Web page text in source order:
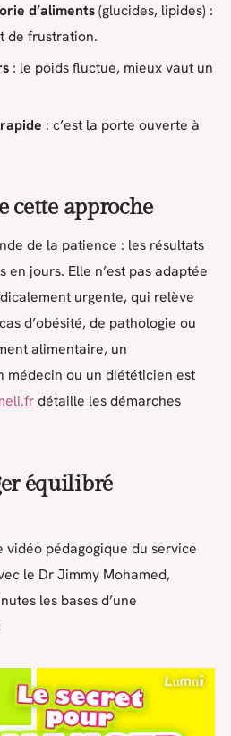
d’aliments(glucides, lipides) :
de frustration.
: le poids fluctue, mieux vaut un
: c’est la porte ouverte à
cette approche
de la patience : les résultats
en jours. Elle n’est pas adaptée
urgente, qui relève
d’obésité, de pathologie ou
alimentaire, un
médecin ou un diététicien est
détaille les démarches
équilibré
pédagogique du service
le Dr Jimmy Mohamed,
les bases d’une